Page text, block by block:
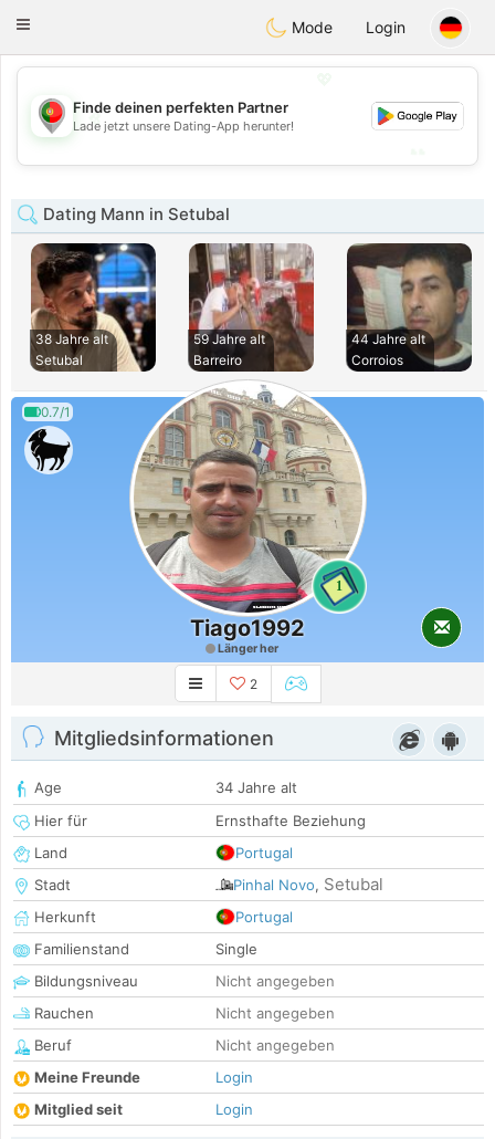
Portugues
Toggle
Mode Login
💖
💕
Finde deinen perfekten Partner
Lade jetzt unsere Dating-App herunter!
Dating Mann in Setubal
38 Jahre alt
Setubal
59 Jahre alt
Barreiro
44 Jahre alt
Corroios
0.7/1
1
Tiago1992
Länger her
2
Mitgliedsinformationen
Age
34 Jahre alt
Hier für
Ernsthafte Beziehung
Land
Portugal
Stadt
Pinhal Novo, Setubal
Herkunft
Portugal
Familienstand
Single
Bildungsniveau
Nicht angegeben
Rauchen
Nicht angegeben
Beruf
Nicht angegeben
Meine Freunde
Login
Mitglied seit
Login